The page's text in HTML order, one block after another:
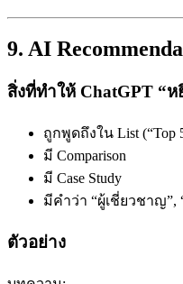
9. AI
สิ่งที่ทำให้ ChatGPT “
ถูกพูดถึงใน List (“Top
มี Comparison
มี Case Study
มีคำว่า “ผู้เชี่ยวชาญ”,
ตัวอย่าง